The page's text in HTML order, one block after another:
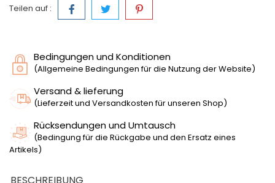
Teilen auf :
Bedingungen und Konditionen
(Allgemeine Bedingungen für die Nutzung der Website)
Versand & lieferung
(Lieferzeit und Versandkosten für unseren Shop)
Rücksendungen und Umtausch
(Bedingung für die Rückgabe und den Ersatz eines
Artikels)
BESCHREIBUNG